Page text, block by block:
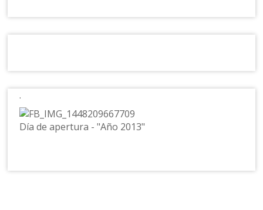
.
Día de apertura - "Año 2013"